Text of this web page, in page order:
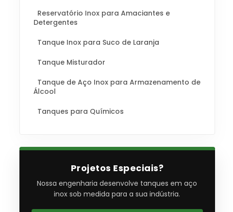
Reservatório Inox para Amaciantes e
Detergentes
Tanque Inox para Suco de Laranja
Tanque Misturador
Tanque de Aço Inox para Armazenamento de
Álcool
Tanques para Químicos
Projetos Especiais?
Nossa engenharia desenvolve tanques em aço
inox sob medida para a sua indústria.